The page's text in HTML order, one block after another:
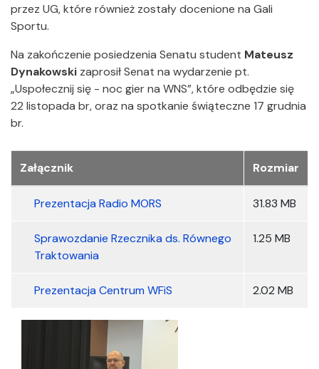
przez UG, które również zostały docenione na Gali
Sportu.
Na zakończenie posiedzenia Senatu student Mateusz
Dynakowski zaprosił Senat na wydarzenie pt.
„Uspołecznij się - noc gier na WNS”, które odbędzie się
22 listopada br, oraz na spotkanie świąteczne 17 grudnia
br.
Załączniki
Załącznik
Rozmiar
Prezentacja Radio MORS 31.83 MB
Sprawozdanie Rzecznika ds. Równego
Traktowania
1.25 MB
Prezentacja Centrum WFiS 2.02 MB